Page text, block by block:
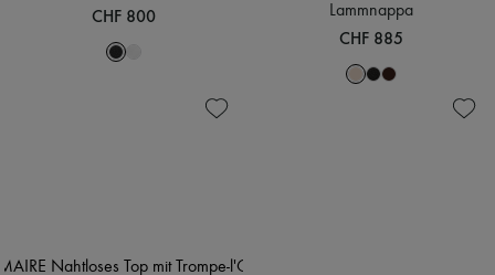
CHF 800
Lammnappa
CHF 885